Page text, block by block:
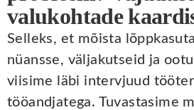
valukohtade
Selleks, et mõista
nüansse, väljakutseid ja
viisime läbi intervjuud
tööandjatega. Tuvastasime